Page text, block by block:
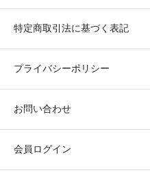
特定商取引法に基づく表記
プライバシーポリシー
お問い合わせ
会員ログイン